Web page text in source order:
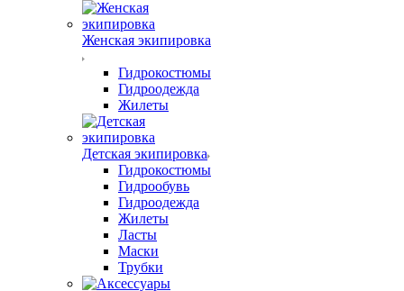
Женская экипировка
Гидрокостюмы
Гидроодежда
Жилеты
Детская экипировка
Гидрокостюмы
Гидрообувь
Гидроодежда
Жилеты
Ласты
Маски
Трубки